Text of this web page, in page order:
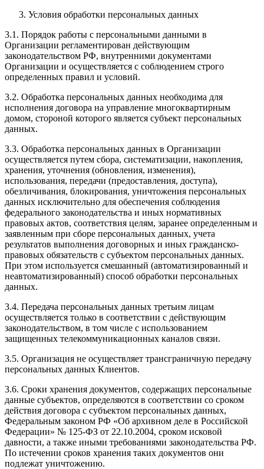
Условия обработки персональных данных
3.1. Порядок работы с персональными данными в
Организации регламентирован действующим
законодательством РФ, внутренними документами
Организации и осуществляется с соблюдением строго
определенных правил и условий.
3.2. Обработка персональных данных необходима для
исполнения договора на управление многоквартирным
домом, стороной которого является субъект персональных
данных.
3.3. Обработка персональных данных в Организации
осуществляется путем сбора, систематизации, накопления,
хранения, уточнения (обновления, изменения),
использования, передачи (предоставления, доступа),
обезличивания, блокирования, уничтожения персональных
данных исключительно для обеспечения соблюдения
федерального законодательства и иных нормативных
правовых актов, соответствия целям, заранее определенным и
заявленным при сборе персональных данных, учета
результатов выполнения договорных и иных гражданско-
правовых обязательств с субъектом персональных данных.
При этом используется смешанный (автоматизированный и
неавтоматизированный) способ обработки персональных
данных.
3.4. Передача персональных данных третьим лицам
осуществляется только в соответствии с действующим
законодательством, в том числе с использованием
защищенных телекоммуникационных каналов связи.
3.5. Организация не осуществляет трансграничную передачу
персональных данных Клиентов.
3.6. Сроки хранения документов, содержащих персональные
данные субъектов, определяются в соответствии со сроком
действия договора с субъектом персональных данных,
Федеральным законом РФ «Об архивном деле в Российской
Федерации» № 125-ФЗ от 22.10.2004, сроком исковой
давности, а также иными требованиями законодательства РФ.
По истечении сроков хранения таких документов они
подлежат уничтожению.